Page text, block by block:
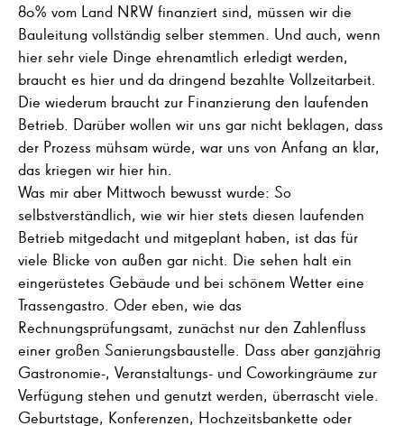
80% vom Land NRW finanziert sind, müssen wir die
Bauleitung vollständig selber stemmen. Und auch, wenn
hier sehr viele Dinge ehrenamtlich erledigt werden,
braucht es hier und da dringend bezahlte Vollzeitarbeit.
Die wiederum braucht zur Finanzierung den laufenden
Betrieb. Darüber wollen wir uns gar nicht beklagen, dass
der Prozess mühsam würde, war uns von Anfang an klar,
das kriegen wir hier hin.
Was mir aber Mittwoch bewusst wurde: So
selbstverständlich, wie wir hier stets diesen laufenden
Betrieb mitgedacht und mitgeplant haben, ist das für
viele Blicke von außen gar nicht. Die sehen halt ein
eingerüstetes Gebäude und bei schönem Wetter eine
Trassengastro. Oder eben, wie das
Rechnungsprüfungsamt, zunächst nur den Zahlenfluss
einer großen Sanierungsbaustelle. Dass aber ganzjährig
Gastronomie-, Veranstaltungs- und Coworkingräume zur
Verfügung stehen und genutzt werden, überrascht viele.
Geburtstage, Konferenzen, Hochzeitsbankette oder